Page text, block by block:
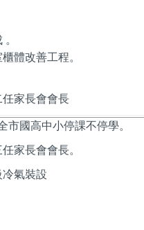
。
體改善工程。
家長會會長
市國高中小停課不停學。
家長會會長。
氣裝設